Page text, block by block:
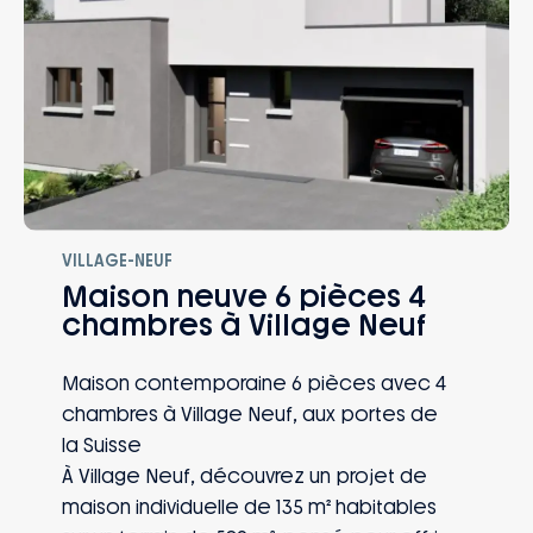
VILLAGE-NEUF
Maison neuve 6 pièces 4
chambres à Village Neuf
Maison contemporaine 6 pièces avec 4
chambres à Village Neuf, aux portes de
la Suisse
À Village Neuf, découvrez un projet de
maison individuelle de 135 m² habitables